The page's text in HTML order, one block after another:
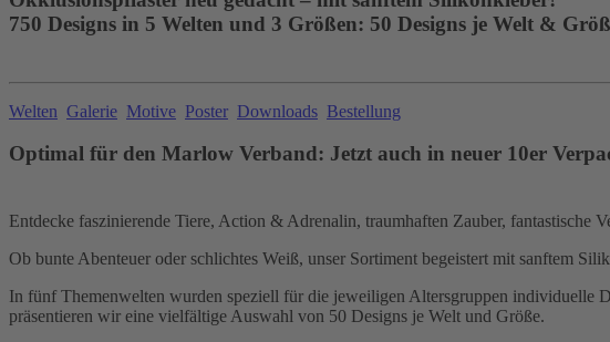
750 Designs in 5 Welten und 3 Größen: 50 Designs je Welt &
Welten Galerie Motive Poster Downloads Bestellung
Optimal für den Marlow Verband: Jetzt auch in neuer 10er
Entdecke faszinierende Tiere, Action & Adrenalin, traumhaften Zauber, fantastische
Ob bunte Abenteuer oder schlichtes Weiß, unser Sortiment begeistert mit sanftem
In fünf Themenwelten wurden speziell für die jeweiligen Altersgruppen individuelle
präsentieren wir eine vielfältige Auswahl von 50 Designs je Welt und Größe.